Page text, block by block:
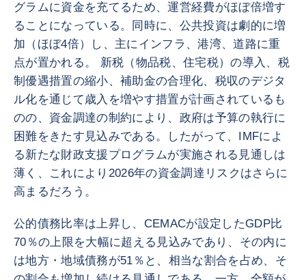
グラムに資金を充てるため、運営経費がほぼ倍増す
ることになっている。同時に、公共投資は劇的に増
加（ほぼ4倍）し、主にインフラ、港湾、道路に重
点が置かれる。 新税（物品税、住宅税）の導入、税
制優遇措置の縮小、補助金の合理化、税収のデジタ
ル化を通じて歳入を増やす措置が計画されているも
のの、資金調達の制約により、政府は予算の執行に
困難をきたす見込みである。したがって、IMFによ
る新たな財政支援プログラムが実施される見通しは
薄く、これにより2026年の資金調達リスクはさらに
高まるだろう。
公的債務比率は上昇し、CEMACが設定したGDP比
70％の上限を大幅に超える見込みであり、その内に
は地方・地域債務が51％と、相当な割合を占め、そ